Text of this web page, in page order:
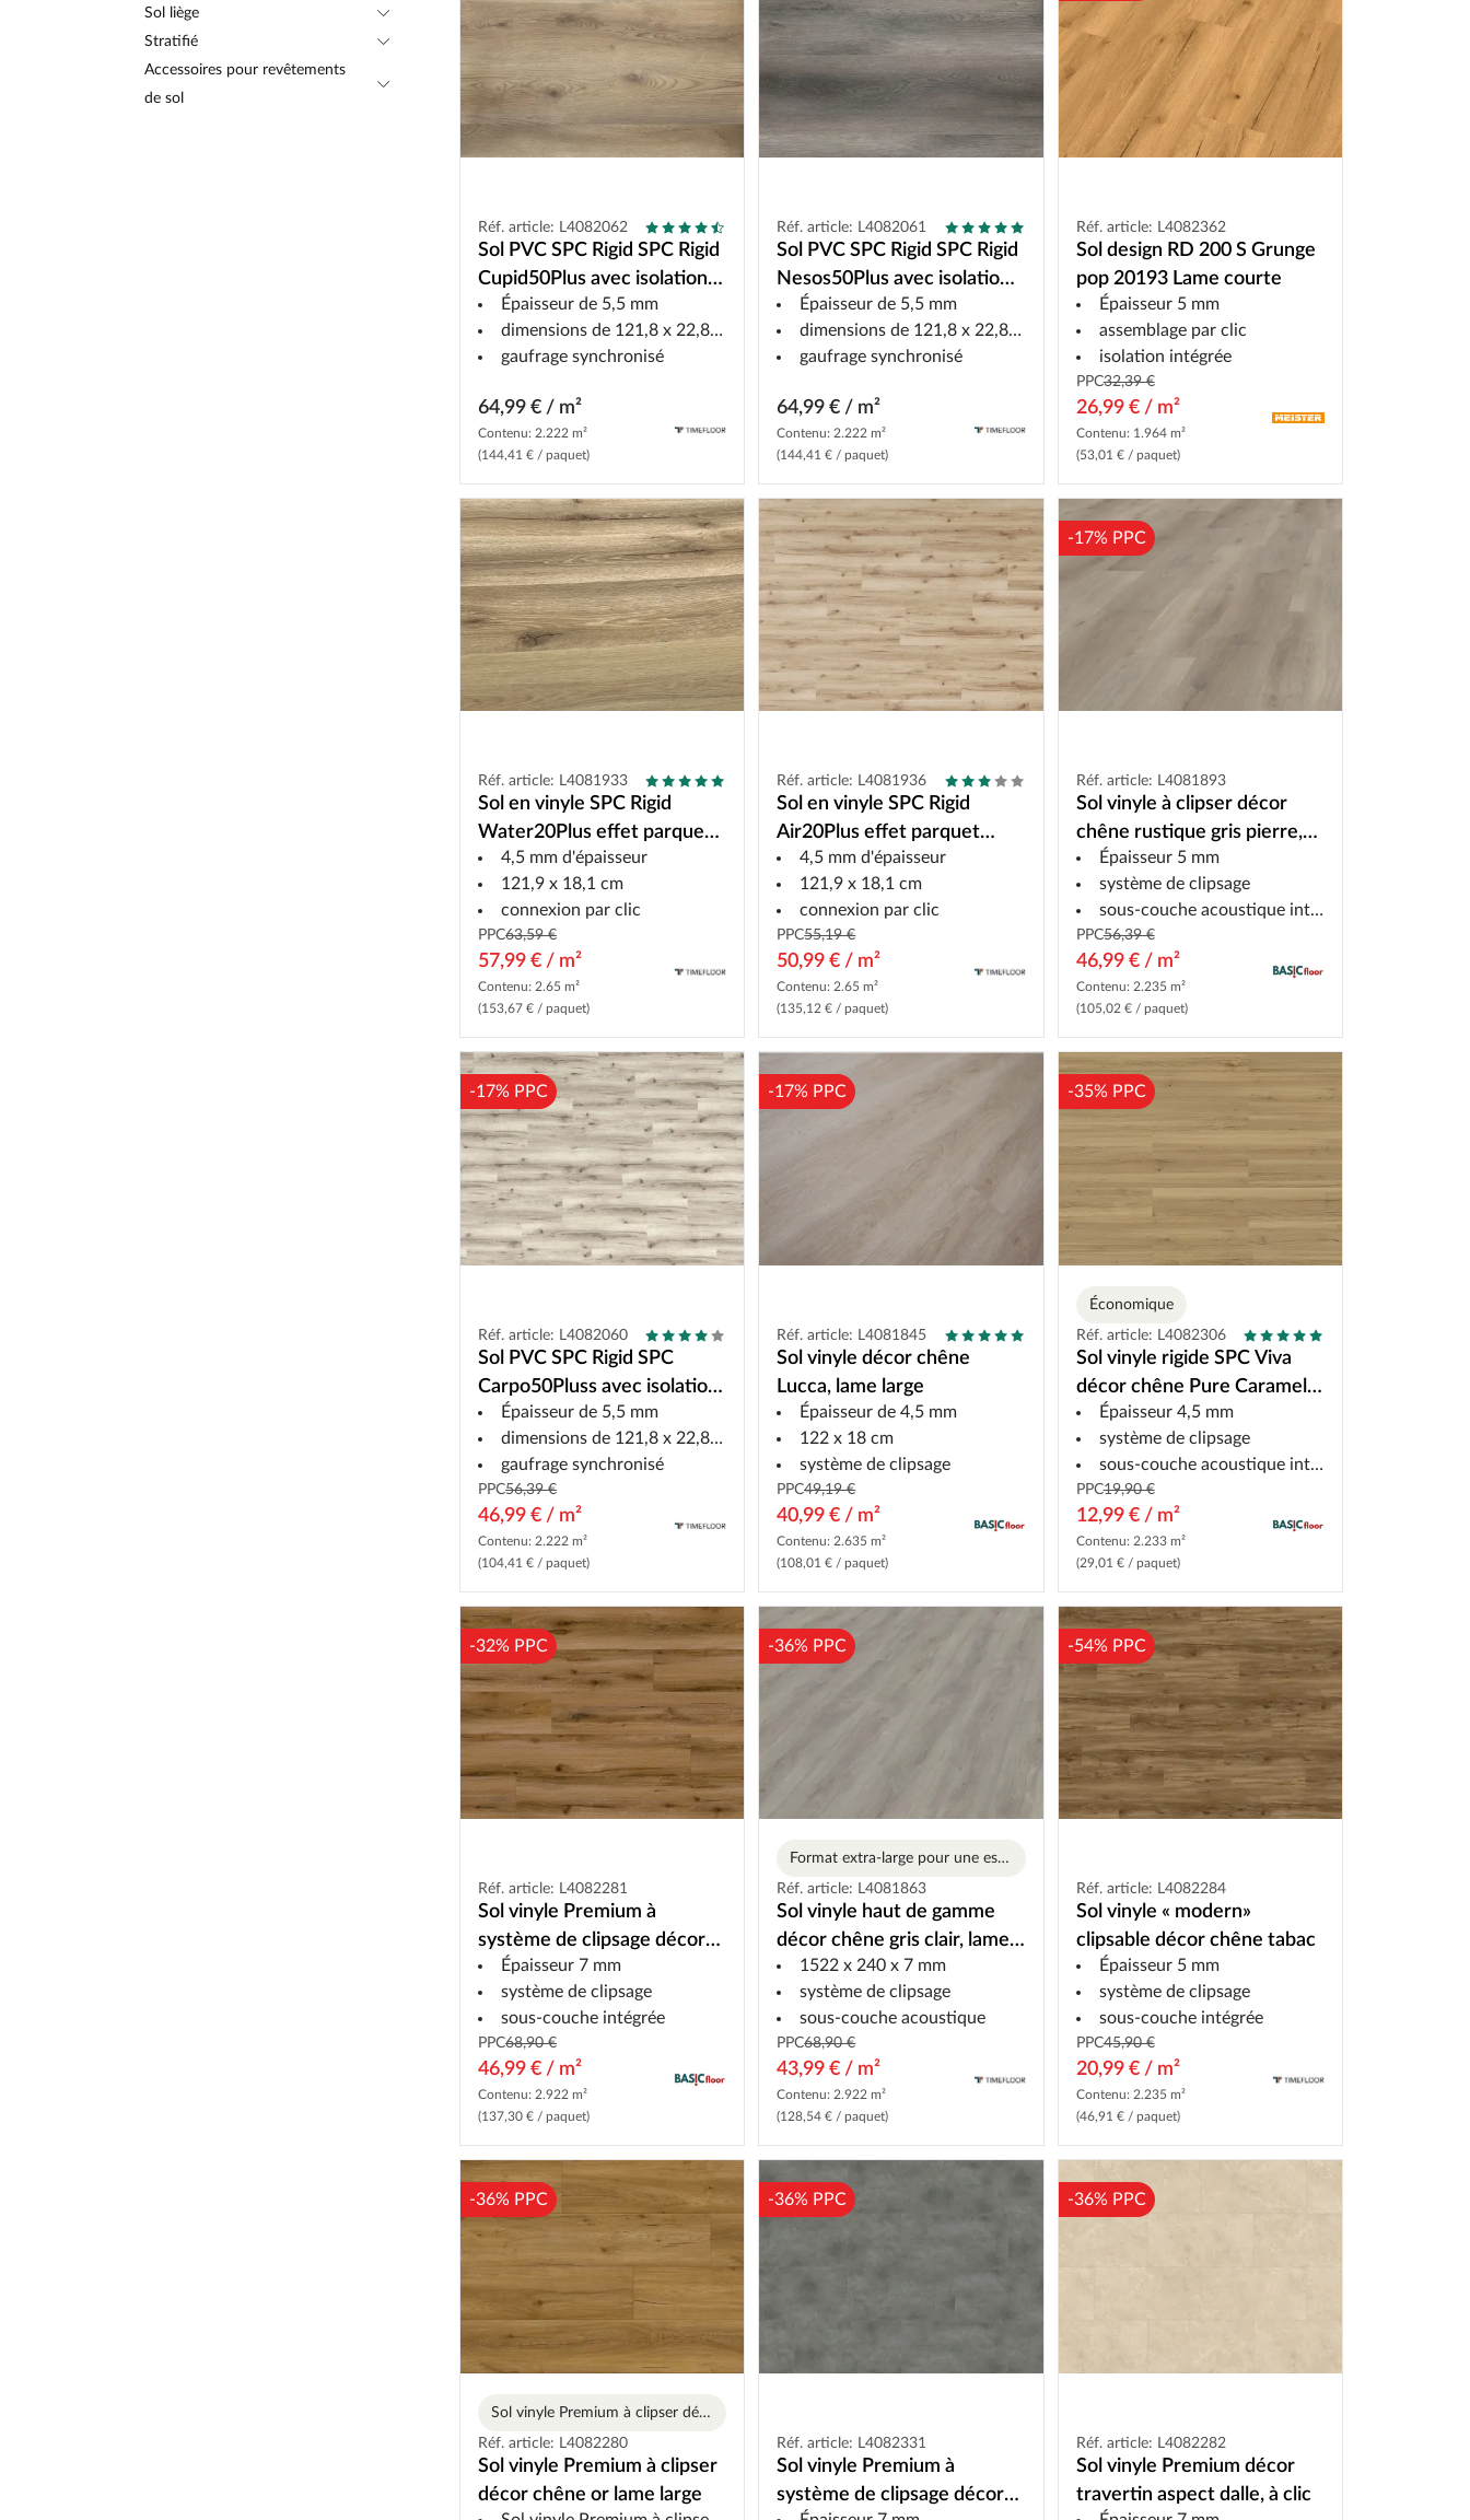
Sol liège
Stratifié
Accessoires pour revêtements
de sol
Réf. article: L4082062
Sol PVC SPC Rigid SPC Rigid
Cupid50Plus avec isolation
acoustique Lame de style
maison de campagne
Épaisseur de 5,5 mm
dimensions de 121,8 x 22,8 cm
gaufrage synchronisé
64,99 € / m²
Contenu: 2.222 m²
(144,41 € / paquet)
Réf. article: L4082061
Sol PVC SPC Rigid SPC Rigid
Nesos50Plus avec isolation
acoustique Lame de style
maison de campagne
Épaisseur de 5,5 mm
dimensions de 121,8 x 22,8 cm
gaufrage synchronisé
64,99 € / m²
Contenu: 2.222 m²
(144,41 € / paquet)
Réf. article: L4082362
Sol design RD 200 S Grunge
pop 20193 Lame courte
Épaisseur 5 mm
assemblage par clic
isolation intégrée
PPC32,39 €
26,99 € / m²
Contenu: 1.964 m²
(53,01 € / paquet)
Réf. article: L4081933
Sol en vinyle SPC Rigid
Water20Plus effet parquet
rustique
4,5 mm d'épaisseur
121,9 x 18,1 cm
connexion par clic
PPC63,59 €
57,99 € / m²
Contenu: 2.65 m²
(153,67 € / paquet)
Réf. article: L4081936
Sol en vinyle SPC Rigid
Air20Plus effet parquet
rustique
4,5 mm d'épaisseur
121,9 x 18,1 cm
connexion par clic
PPC55,19 €
50,99 € / m²
Contenu: 2.65 m²
(135,12 € / paquet)
-17% PPC
Réf. article: L4081893
Sol vinyle à clipser décor
chêne rustique gris pierre,
lame large
Épaisseur 5 mm
système de clipsage
sous-couche acoustique intégrée
PPC56,39 €
46,99 € / m²
Contenu: 2.235 m²
(105,02 € / paquet)
-17% PPC
Réf. article: L4082060
Sol PVC SPC Rigid SPC
Carpo50Pluss avec isolation
acoustique Lame de style
maison de campagne
Épaisseur de 5,5 mm
dimensions de 121,8 x 22,8 cm
gaufrage synchronisé
PPC56,39 €
46,99 € / m²
Contenu: 2.222 m²
(104,41 € / paquet)
-17% PPC
Réf. article: L4081845
Sol vinyle décor chêne
Lucca, lame large
Épaisseur de 4,5 mm
122 x 18 cm
système de clipsage
PPC49,19 €
40,99 € / m²
Contenu: 2.635 m²
(108,01 € / paquet)
-35% PPC
Économique
Réf. article: L4082306
Sol vinyle rigide SPC Viva
décor chêne Pure Caramel
lame large
Épaisseur 4,5 mm
système de clipsage
sous-couche acoustique intégrée
PPC19,90 €
12,99 € / m²
Contenu: 2.233 m²
(29,01 € / paquet)
-32% PPC
Réf. article: L4082281
Sol vinyle Premium à
système de clipsage décor
chêne truffe lame large
Épaisseur 7 mm
système de clipsage
sous-couche intégrée
PPC68,90 €
46,99 € / m²
Contenu: 2.922 m²
(137,30 € / paquet)
-36% PPC
Format extra-large pour une esthétique exclusive.
Réf. article: L4081863
Sol vinyle haut de gamme
décor chêne gris clair, lame
large, système de clipsage
1522 x 240 x 7 mm
système de clipsage
sous-couche acoustique
PPC68,90 €
43,99 € / m²
Contenu: 2.922 m²
(128,54 € / paquet)
-54% PPC
Réf. article: L4082284
Sol vinyle « modern»
clipsable décor chêne tabac
Épaisseur 5 mm
système de clipsage
sous-couche intégrée
PPC45,90 €
20,99 € / m²
Contenu: 2.235 m²
(46,91 € / paquet)
-36% PPC
Sol vinyle Premium à clipser décor chêne or lame large
Réf. article: L4082280
Sol vinyle Premium à clipser
décor chêne or lame large
-36% PPC
Réf. article: L4082331
Sol vinyle Premium à
système de clipsage décor
-36% PPC
Réf. article: L4082282
Sol vinyle Premium décor
travertin aspect dalle, à clic